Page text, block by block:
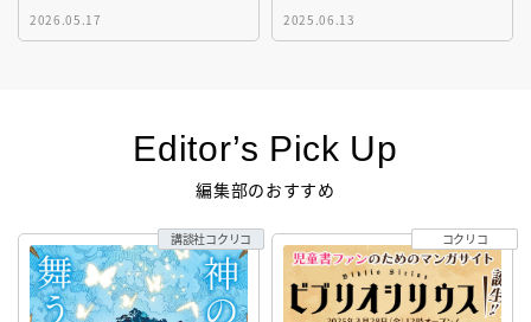
2026.05.17 2025.06.13
Editor’s Pick Up
編集部のおすすめ
講談社コクリコ コクリコ